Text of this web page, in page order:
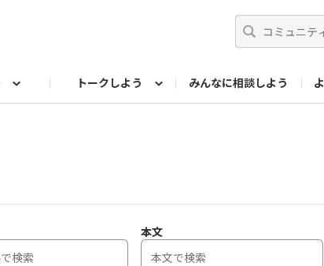
トークしよう みんなに相談しよう
本文